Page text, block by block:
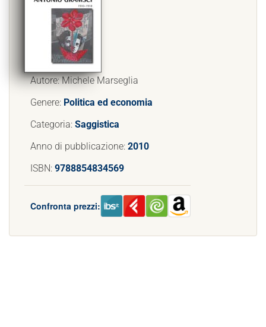
Autore: Michele Marseglia
Genere: Politica ed economia
Categoria: Saggistica
Anno di pubblicazione: 2010
ISBN: 9788854834569
Confronta prezzi: